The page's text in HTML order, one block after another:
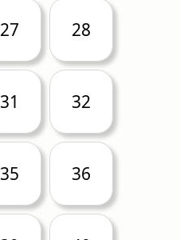
27 28
31 32
35 36